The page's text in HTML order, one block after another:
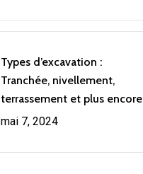
Types d’excavation :
Tranchée, nivellement,
terrassement et plus encore
mai 7, 2024